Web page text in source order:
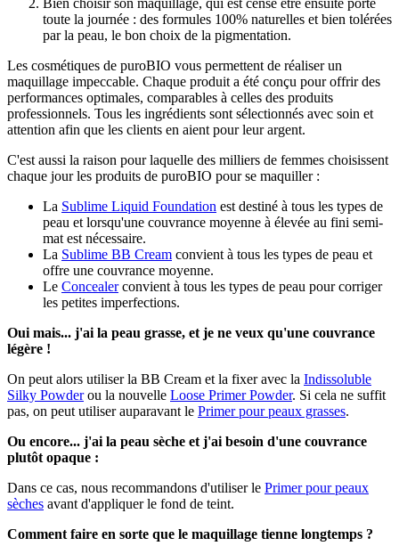
toute la journée : des formules 100% naturelles et bien tolérées
par la peau, le bon choix de la pigmentation.
Les cosmétiques de puroBIO vous permettent de réaliser un
maquillage impeccable. Chaque produit a été conçu pour offrir des
performances optimales, comparables à celles des produits
professionnels. Tous les ingrédients sont sélectionnés avec soin et
attention afin que les clients en aient pour leur argent.
C'est aussi la raison pour laquelle des milliers de femmes choisissent
chaque jour les produits de puroBIO pour se maquiller :
La Sublime Liquid Foundation est destiné à tous les types de
peau et lorsqu'une couvrance moyenne à élevée au fini semi-
mat est nécessaire.
La Sublime BB Cream convient à tous les types de peau et
offre une couvrance moyenne.
Le Concealerconvient à tous les types de peau pour corriger
les petites imperfections.
Oui mais... j'ai la peau grasse, et je ne veux qu'une couvrance
légère !
On peut alors utiliser la BB Cream et la fixer avec la Indissoluble
Silky Powderou la nouvelle Loose Primer Powder. Si cela ne suffit
pas, on peut utiliser auparavant le Primer pour peaux grasses.
Ou encore... j'ai la peau sèche et j'ai besoin d'une couvrance
plutôt opaque :
Dans ce cas, nous recommandons d'utiliser le Primer pour peaux
sèches avant d'appliquer le fond de teint.
Comment faire en sorte que le maquillage tienne longtemps ?